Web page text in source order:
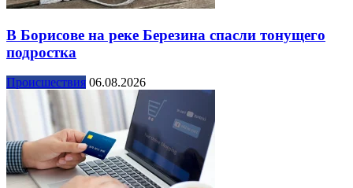
В Борисове на реке Березина спасли тонущего
подростка
Происшествия 06.08.2026